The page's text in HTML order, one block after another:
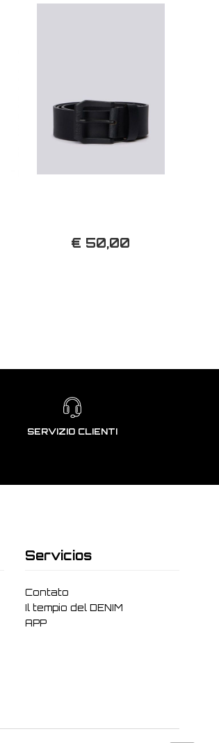
€ 50,00
SERVIZIO CLIENTI
Servicios
Contato
Il tempio del DENIM
APP